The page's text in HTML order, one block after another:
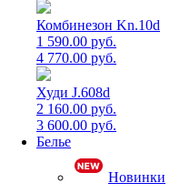
Комбинезон Kn.10d
1 590.00 руб.
4 770.00 руб.
Худи J.608d
2 160.00 руб.
3 600.00 руб.
Белье
Новинки